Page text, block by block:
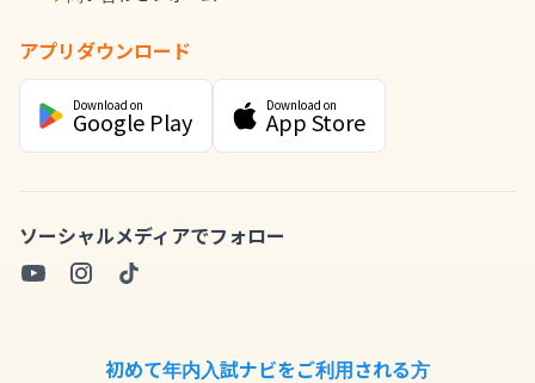
アプリダウンロード
Download on
Google Play
Download on
App Store
ソーシャルメディアでフォロー
初めて年内入試ナビをご利用される方